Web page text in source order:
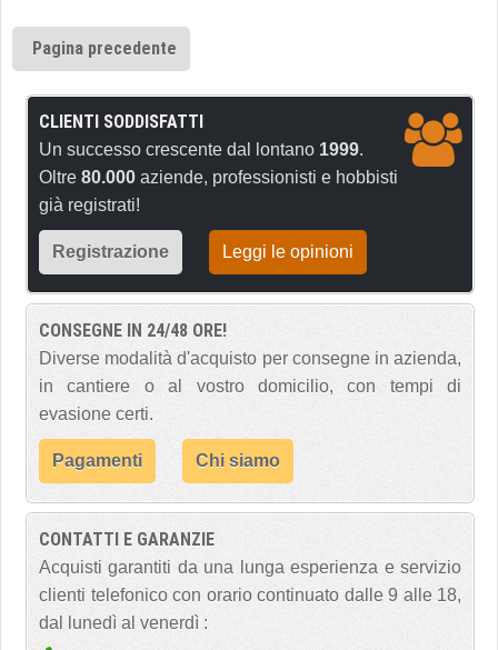
Pagina precedente
CLIENTI SODDISFATTI
Un successo crescente dal lontano 1999.
Oltre 80.000 aziende, professionisti e hobbisti
già registrati!
Registrazione Leggi le opinioni
CONSEGNE IN 24/48 ORE!
Diverse modalità d'acquisto per consegne in azienda,
in cantiere o al vostro domicilio, con tempi di
evasione certi.
Pagamenti Chi siamo
CONTATTI E GARANZIE
Acquisti garantiti da una lunga esperienza e servizio
clienti telefonico con orario continuato dalle 9 alle 18,
dal lunedì al venerdì :